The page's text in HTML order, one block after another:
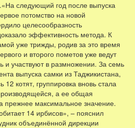
следующий год после выпуска
потомство на новой
целесообразность
эффективность метода. К
уже трижды, родив за это время
и второго пометов уже ведут
и участвуют в размножении. За семь
выпуска самки из Таджикистана,
12 котят, группировка вновь стала
а ее общая
прежнее максимальное значение.
14 ирбисов», – пояснил
объединённой дирекции